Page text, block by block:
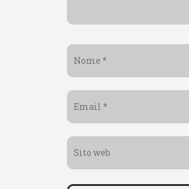
*
*
web